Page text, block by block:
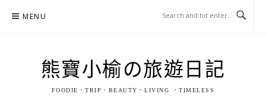
MENU
熊寶小榆の旅遊日記
FOODIE．TRIP．BEAUTY．LIVING ．TIMELESS